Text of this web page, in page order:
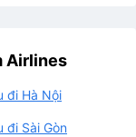
Airlines
đi Hà Nội
đi Sài Gòn